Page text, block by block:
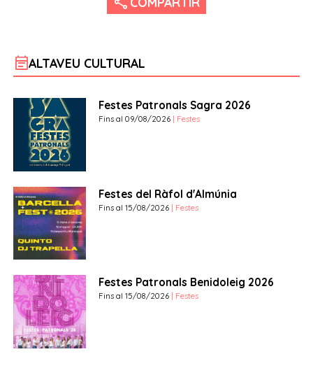
event_noteALTAVEU CULTURAL
Festes Patronals Sagra 2026
Fins al 09/08/2026 | Festes
Festes del Ràfol d'Almúnia
Fins al 15/08/2026 | Festes
Festes Patronals Benidoleig 2026
Fins al 15/08/2026 | Festes